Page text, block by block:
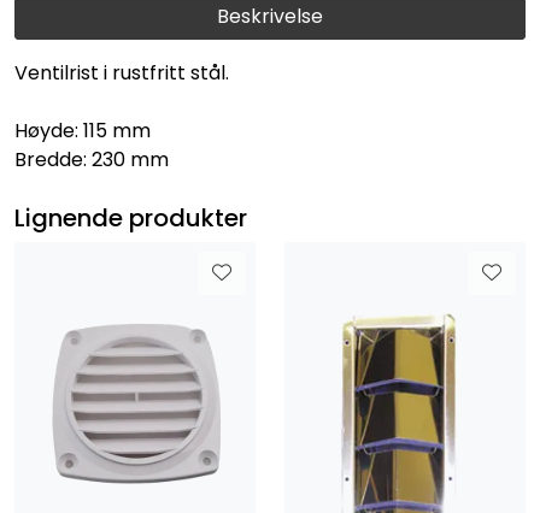
Beskrivelse
Ventilrist i rustfritt stål.
Høyde: 115 mm
Bredde: 230 mm
Lignende produkter